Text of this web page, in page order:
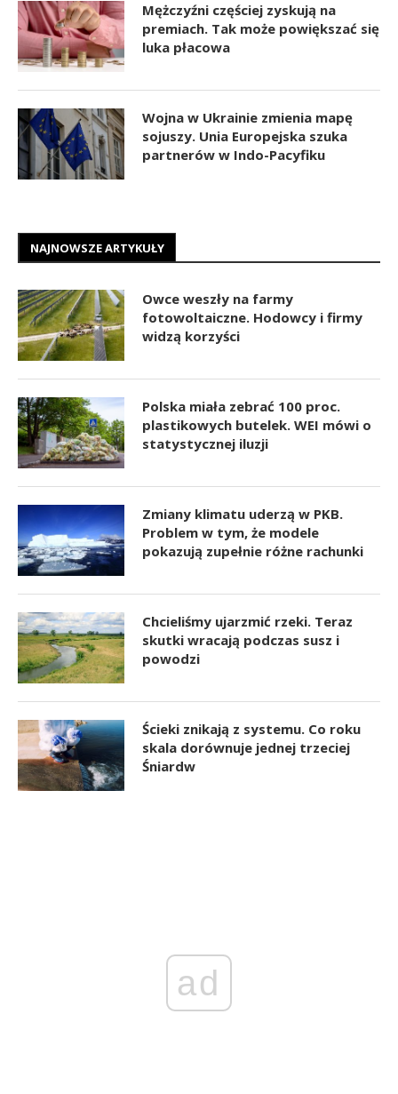
Mężczyźni częściej zyskują na
premiach. Tak może powiększać się
luka płacowa
Wojna w Ukrainie zmienia mapę
sojuszy. Unia Europejska szuka
partnerów w Indo-Pacyfiku
NAJNOWSZE ARTYKUŁY
Owce weszły na farmy
fotowoltaiczne. Hodowcy i firmy
widzą korzyści
Polska miała zebrać 100 proc.
plastikowych butelek. WEI mówi o
statystycznej iluzji
Zmiany klimatu uderzą w PKB.
Problem w tym, że modele
pokazują zupełnie różne rachunki
Chcieliśmy ujarzmić rzeki. Teraz
skutki wracają podczas susz i
powodzi
Ścieki znikają z systemu. Co roku
skala dorównuje jednej trzeciej
Śniardw
ad